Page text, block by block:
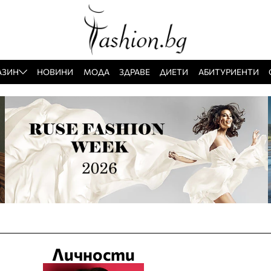
НОВИНИ МОДА ЗДРАВЕ ДИЕТИ АБИТУРИЕНТИ
Личности